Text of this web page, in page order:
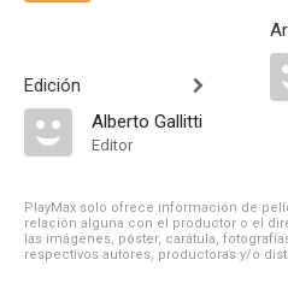
Edición
Alberto Gallitti
Editor
PlayMax solo ofrece información de
relación alguna con el productor o el
las imágenes, póster, carátula,
respectivos autores, productoras y/o